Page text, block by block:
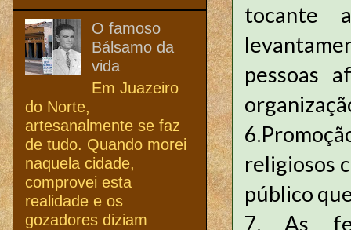
tocante
pessoas
religiosos
público
7. As
O famoso
Bálsamo da
vida
Em Juazeiro
do Norte,
artesanalmente se faz
de tudo. Quando morei
naquela cidade,
comprovei esta
realidade e os
gozadores diziam